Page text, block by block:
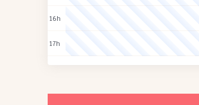
16h
17h